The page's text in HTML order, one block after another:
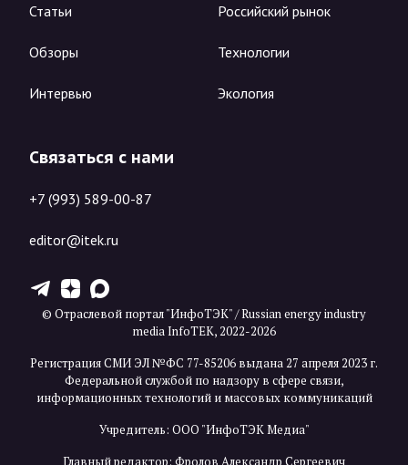
Статьи
Обзоры
Интервью
Российский рынок
Технологии
Экология
Связаться с нами
+7 (993) 589-00-87
editor@itek.ru
T Z X
© Отраслевой портал "ИнфоТЭК" / Russian energy industry
media InfoTEK, 2022-2026
Регистрация СМИ ЭЛ №ФС 77-85206 выдана 27 апреля 2023 г.
Федеральной службой по надзору в сфере связи,
информационных технологий и массовых коммуникаций
Учредитель: ООО "ИнфоТЭК Медиа"
Главный редактор: Фролов Александр Сергеевич